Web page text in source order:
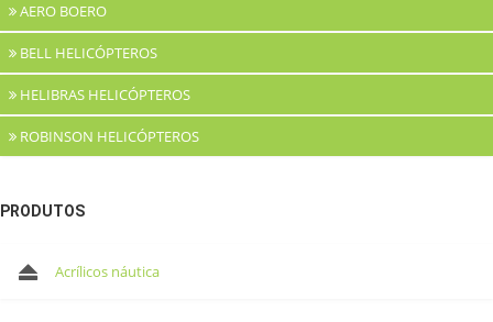
AERO BOERO
AB 115 e AB 115/150
BELL HELICÓPTEROS
Jet Ranger 206 Séries
HELIBRAS HELICÓPTEROS
Esquilo
Colibri
ROBINSON HELICÓPTEROS
Robinson R44
PRODUTOS
Acrílicos náutica